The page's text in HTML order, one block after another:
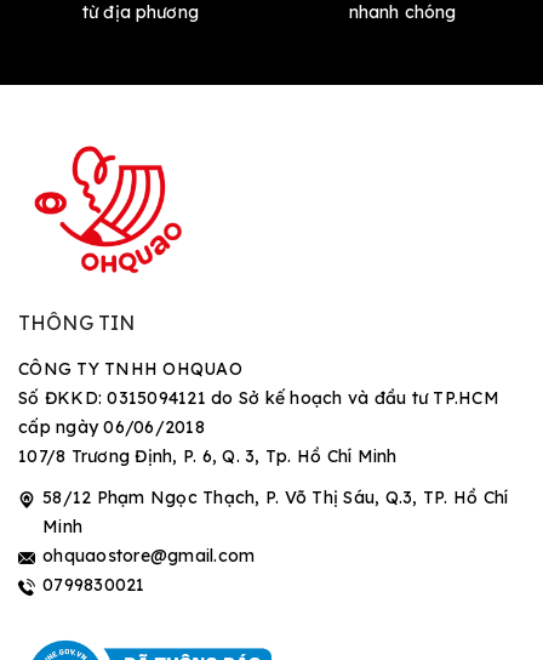
từ địa phương
nhanh chóng
THÔNG TIN
CÔNG TY TNHH OHQUAO
Số ĐKKD: 0315094121 do Sở kế hoạch và đầu tư TP.HCM
cấp ngày 06/06/2018
107/8 Trương Định, P. 6, Q. 3, Tp. Hồ Chí Minh
58/12 Phạm Ngọc Thạch, P. Võ Thị Sáu, Q.3, TP. Hồ Chí
Minh
ohquaostore@gmail.com
0799830021